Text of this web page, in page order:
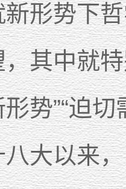
新形势下
，其中就
形势”“迫
八大以来